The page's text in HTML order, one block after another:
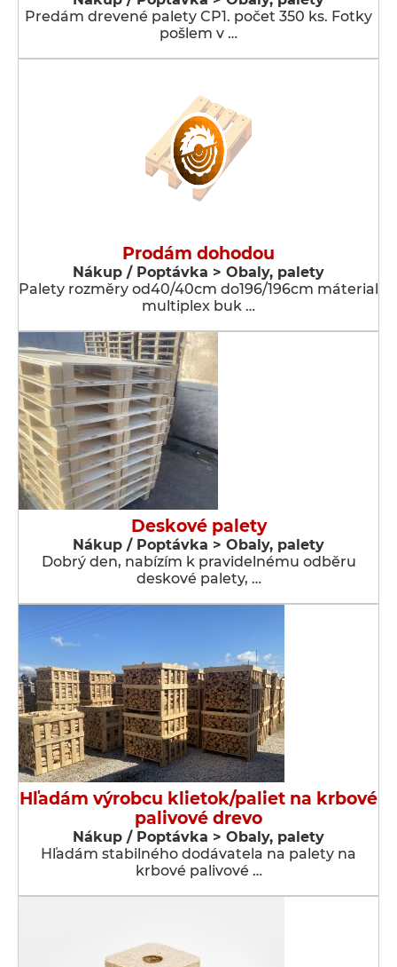
Predám drevené palety CP1. počet 350 ks. Fotky
pošlem v …
Prodám dohodou
Nákup / Poptávka > Obaly, palety
Palety rozměry od40/40cm do196/196cm máterial
multiplex buk …
Deskové palety
Nákup / Poptávka > Obaly, palety
Dobrý den, nabízím k pravidelnému odběru
deskové palety, …
Hľadám výrobcu klietok/paliet na krbové
palivové drevo
Nákup / Poptávka > Obaly, palety
Hľadám stabilného dodávatela na palety na
krbové palivové …